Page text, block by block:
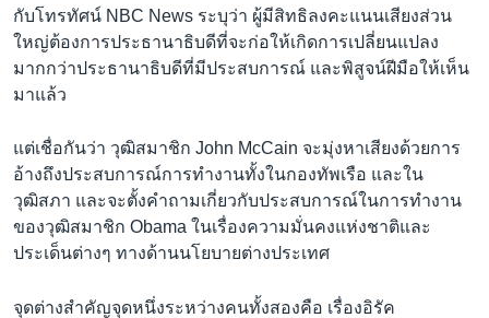
กับโทรทัศน์ NBC News ระบุว่า ผู้มีสิทธิลงคะแนนเสียงส่วน
ใหญ่ต้องการประธานาธิบดีที่จะก่อให้เกิดการเปลี่ยนแปลง
มากกว่าประธานาธิบดีที่มีประสบการณ์ และพิสูจน์ฝีมือให้เห็น
มาแล้ว
แต่เชื่อกันว่า วุฒิสมาชิก John McCain จะมุ่งหาเสียงด้วยการ
อ้างถึงประสบการณ์การทำงานทั้งในกองทัพเรือ และใน
วุฒิสภา และจะตั้งคำถามเกี่ยวกับประสบการณ์ในการทำงาน
ของวุฒิสมาชิก Obama ในเรื่องความมั่นคงแห่งชาติและ
ประเด็นต่างๆ ทางด้านนโยบายต่างประเทศ
จุดต่างสำคัญจุดหนึ่งระหว่างคนทั้งสองคือ เรื่องอิรัค